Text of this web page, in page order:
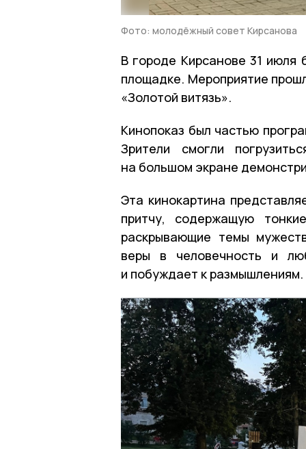
Фото: молодёжный совет Кирсанова
В городе Кирсанове 31 июля
площадке. Мероприятие
«Золотой витязь».
Кинопоказ был частью
Зрители смогли
на большом экране
Эта кинокартина
притчу, содержащую
раскрывающие темы
веры в человечность и
и побуждает к размышлениям.